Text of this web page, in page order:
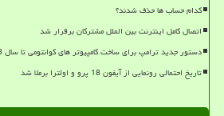
کدام حساب ها حذف شدند؟
اتصال کامل اینترنت بین الملل مشترکان برقرار شد
دستور جدید ترامپ برای ساخت کامپیوتر های کوانتومی تا سال 2028
تاریخ احتمالی رونمایی از آیفون 18 پرو و اولترا برملا شد